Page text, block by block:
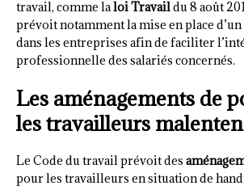
travail, comme laloi Travaildu 8 août
prévoit notamment la mise en place
dans les entreprises afin de faciliter
professionnelle des salariés concernés.
Les aménagements de
les travailleurs
Le Code du travail prévoit des
pour les travailleurs en situation de